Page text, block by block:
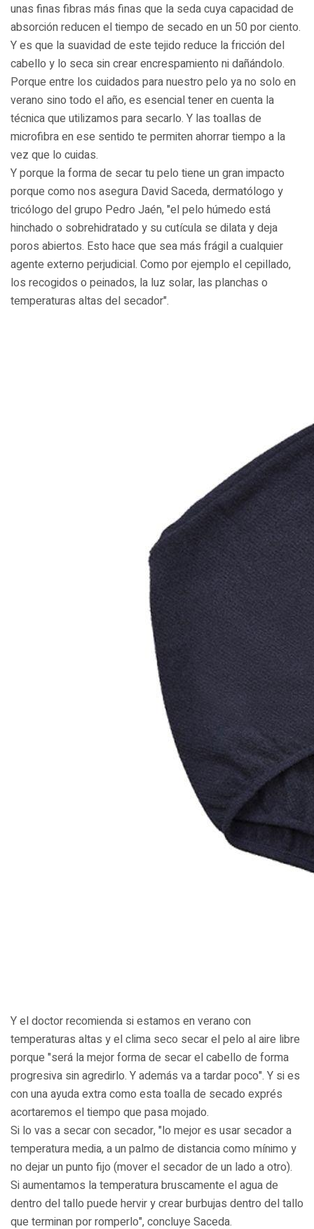
unas finas fibras más finas que la seda cuya capacidad de
absorción reducen el tiempo de secado en un 50 por ciento.
Y es que la suavidad de este tejido reduce la fricción del
cabello y lo seca sin crear encrespamiento ni dañándolo.
Porque entre los cuidados para nuestro pelo ya no solo en
verano sino todo el año, es esencial tener en cuenta la
técnica que utilizamos para secarlo. Y las toallas de
microfibra en ese sentido te permiten ahorrar tiempo a la
vez que lo cuidas.
Y porque la forma de secar tu pelo tiene un gran impacto
porque como nos asegura David Saceda, dermatólogo y
tricólogo del grupo Pedro Jaén, "el pelo húmedo está
hinchado o sobrehidratado y su cutícula se dilata y deja
poros abiertos. Esto hace que sea más frágil a cualquier
agente externo perjudicial. Como por ejemplo el cepillado,
los recogidos o peinados, la luz solar, las planchas o
temperaturas altas del secador".
Y el doctor recomienda si estamos en verano con
temperaturas altas y el clima seco secar el pelo al aire libre
porque "será la mejor forma de secar el cabello de forma
progresiva sin agredirlo. Y además va a tardar poco". Y si es
con una ayuda extra como esta toalla de secado exprés
acortaremos el tiempo que pasa mojado.
Si lo vas a secar con secador, "lo mejor es usar secador a
temperatura media, a un palmo de distancia como mínimo y
no dejar un punto fijo (mover el secador de un lado a otro).
Si aumentamos la temperatura bruscamente el agua de
dentro del tallo puede hervir y crear burbujas dentro del tallo
que terminan por romperlo", concluye Saceda.